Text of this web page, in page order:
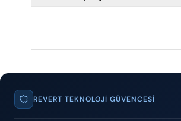
REVERT TEKNOLOJI GÜVENCESI